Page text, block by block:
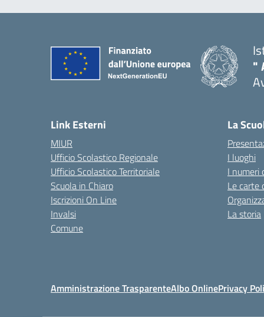
"
Link Esterni
MIUR
Ufficio Scolastico Regionale
Ufficio Scolastico Territoriale
Scuola in Chiaro
Iscrizioni On Line
Invalsi
Comune
La
I luoghi
I numeri
Le carte
La storia
Amministrazione TrasparenteAlbo OnlinePrivacy